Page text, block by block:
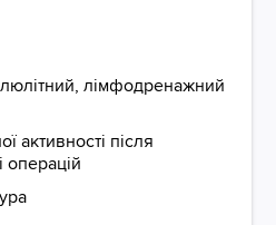
лімфодренажний
активності після
операцій